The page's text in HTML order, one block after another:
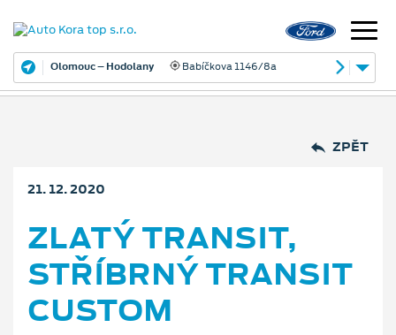
Olomouc – Hodolany Babíčkova 1146/8a
ZPĚT
21. 12. 2020
ZLATÝ TRANSIT,
STŘÍBRNÝ TRANSIT
CUSTOM